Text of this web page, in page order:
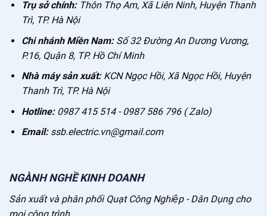
Trụ sở chính:Thôn Thọ Am, Xã Liên Ninh, Huyện Thanh
Trì, TP. Hà Nội
Chi nhánh Miền Nam:Số 32 Đường An Dương Vương,
P.16, Quận 8, TP. Hồ Chí Minh
Nhà máy sản xuất:KCN Ngọc Hồi, Xã Ngọc Hồi, Huyện
Thanh Trì, TP. Hà Nội
Hotline:0987 415 514 - 0987 586 796 ( Zalo)
Email:ssb.electric.vn@gmail.com
NGÀNH NGHỀ KINH DOANH
Sản xuất và phân phối Quạt Công Nghiệp - Dân Dụng cho